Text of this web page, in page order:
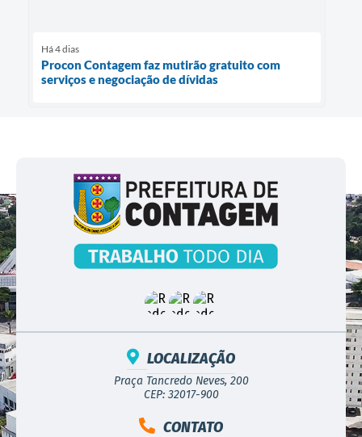
Há 4 dias
Procon Contagem faz mutirão gratuito com
serviços e negociação de dívidas
LOCALIZAÇÃO
Praça Tancredo Neves, 200
CEP: 32017-900
CONTATO